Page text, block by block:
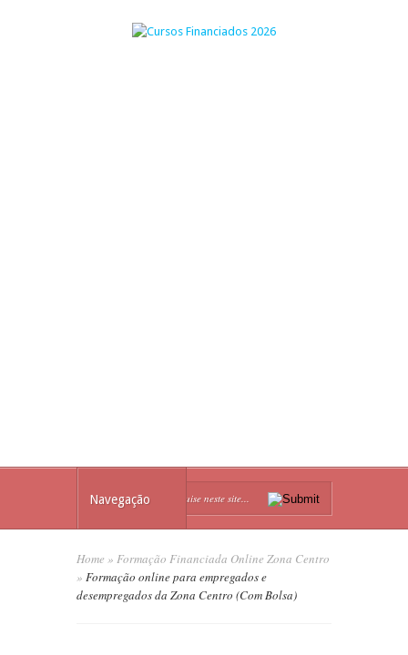
Navegação
Home » Formação Financiada Online Zona Centro
» Formação online para empregados e
desempregados da Zona Centro (Com Bolsa)